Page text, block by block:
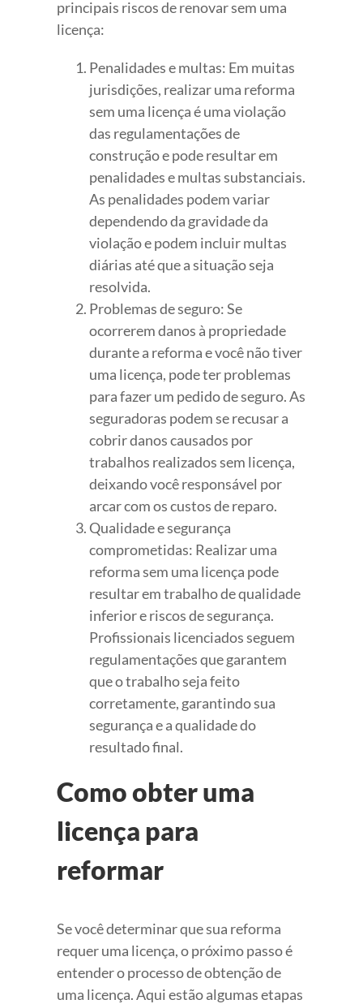
principais riscos de renovar sem uma
licença:
Penalidades e multas: Em muitas
jurisdições, realizar uma reforma
sem uma licença é uma violação
das regulamentações de
construção e pode resultar em
penalidades e multas substanciais.
As penalidades podem variar
dependendo da gravidade da
violação e podem incluir multas
diárias até que a situação seja
resolvida.
Problemas de seguro: Se
ocorrerem danos à propriedade
durante a reforma e você não tiver
uma licença, pode ter problemas
para fazer um pedido de seguro. As
seguradoras podem se recusar a
cobrir danos causados por
trabalhos realizados sem licença,
deixando você responsável por
arcar com os custos de reparo.
Qualidade e segurança
comprometidas: Realizar uma
reforma sem uma licença pode
resultar em trabalho de qualidade
inferior e riscos de segurança.
Profissionais licenciados seguem
regulamentações que garantem
que o trabalho seja feito
corretamente, garantindo sua
segurança e a qualidade do
resultado final.
Como obter uma
licença para
reformar
Se você determinar que sua reforma
requer uma licença, o próximo passo é
entender o processo de obtenção de
uma licença. Aqui estão algumas etapas